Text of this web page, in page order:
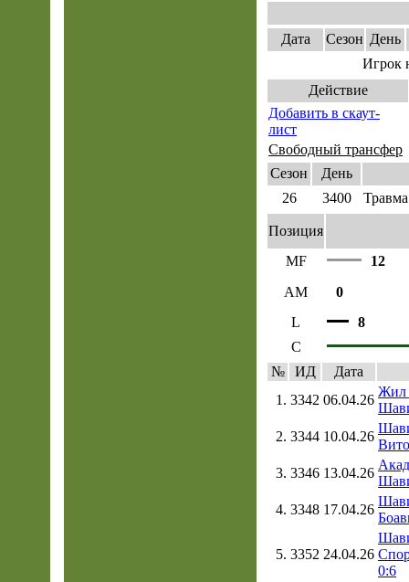
Дата Сезон День
Игрок
Действие
Добавить в скаут-
лист
Свободный трансфер
Сезон
День
26
3400
Позиция
MF
12
AM
0
L
8
C
№
ИД Дата
1. 3342 06.04.26
Жил
2. 3344 10.04.26
3. 3346 13.04.26
4. 3348 17.04.26
5. 3352 24.04.26
0:6